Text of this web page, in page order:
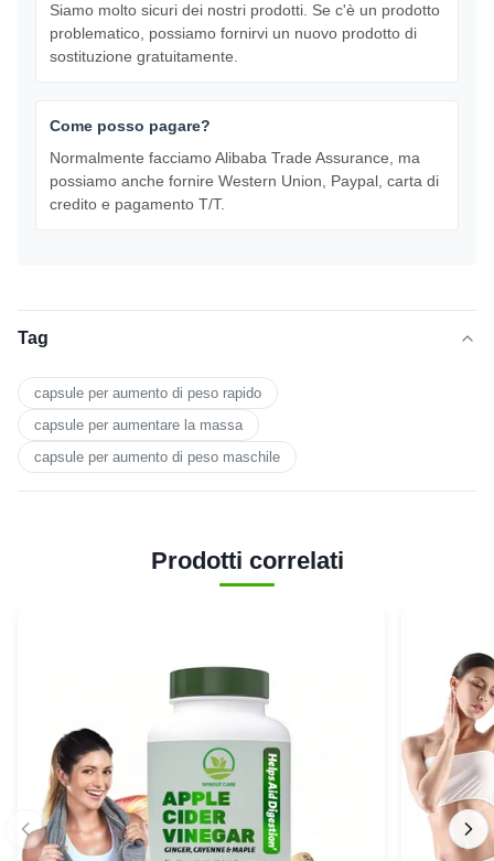
Siamo molto sicuri dei nostri prodotti. Se c'è un prodotto
problematico, possiamo fornirvi un nuovo prodotto di
sostituzione gratuitamente.
Come posso pagare?
Normalmente facciamo Alibaba Trade Assurance, ma
possiamo anche fornire Western Union, Paypal, carta di
credito e pagamento T/T.
Tag
capsule per aumento di peso rapido
capsule per aumentare la massa
capsule per aumento di peso maschile
Prodotti correlati